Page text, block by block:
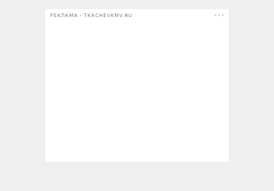
РЕКЛАМА • TKACHEVKMV.RU